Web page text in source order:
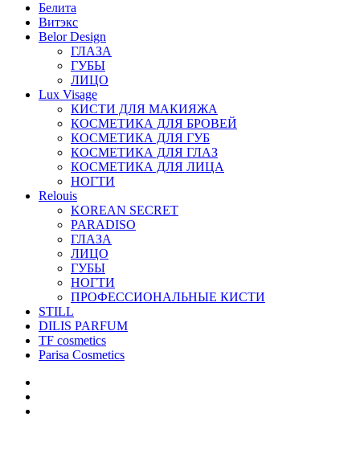
Белита
Витэкс
Belor Design
ГЛАЗА
ГУБЫ
ЛИЦО
Lux Visage
КИСТИ ДЛЯ МАКИЯЖА
КОСМЕТИКА ДЛЯ БРОВЕЙ
КОСМЕТИКА ДЛЯ ГУБ
КОСМЕТИКА ДЛЯ ГЛАЗ
КОСМЕТИКА ДЛЯ ЛИЦА
НОГТИ
Relouis
KOREAN SECRET
PARADISO
ГЛАЗА
ЛИЦО
ГУБЫ
НОГТИ
ПРОФЕССИОНАЛЬНЫЕ КИСТИ
STILL
DILIS PARFUM
TF cosmetics
Parisa Cosmetics